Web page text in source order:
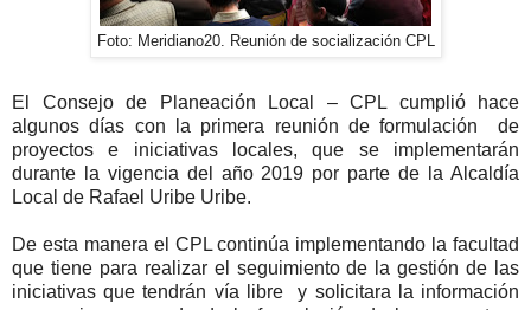
Foto: Meridiano20. Reunión de socialización CPL
El Consejo de Planeación Local – CPL cumplió hace
algunos días con la primera reunión de formulación de
proyectos e iniciativas locales, que se implementarán
durante la vigencia del año 2019 por parte de la Alcaldía
Local de Rafael Uribe Uribe.
De esta manera el CPL continúa implementando la facultad
que tiene para realizar el seguimiento de la gestión de las
iniciativas que tendrán vía libre
y solicitara la información